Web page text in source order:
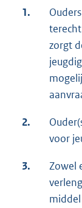
1.
zorgt
2.
voor
3.
Zowel